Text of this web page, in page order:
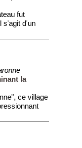
fut
s'agit d'un
la
ce village